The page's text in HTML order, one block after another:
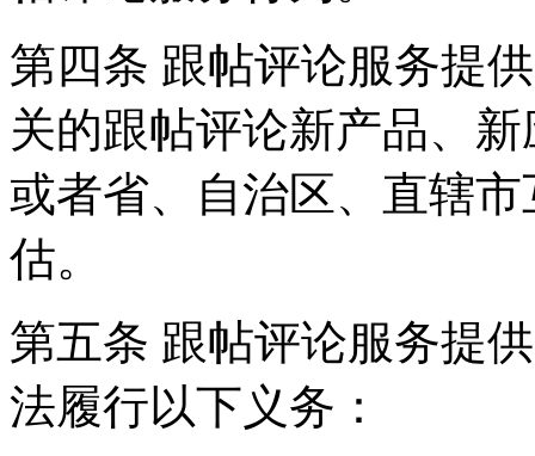
第四条 跟帖评论服务提
关的跟帖评论新产品、
或者省、自治区、直辖
估。
第五条 跟帖评论服务提
法履行以下义务：